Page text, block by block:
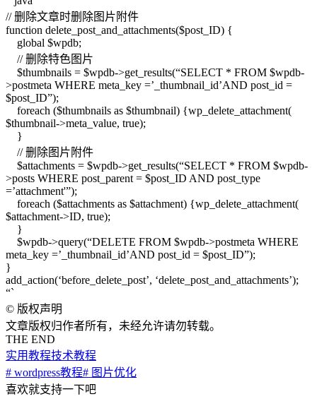
// 删除文章时删除图片附件
function delete_post_and_attachments($post_ID) {
global $wpdb;
// 删除特色图片
$thumbnails = $wpdb->get_results(“SELECT * FROM $wpdb-
>postmeta WHERE meta_key =’_thumbnail_id’AND post_id =
$post_ID”);
foreach ($thumbnails as $thumbnail) {wp_delete_attachment(
$thumbnail->meta_value, true);
}
// 删除图片附件
$attachments = $wpdb->get_results(“SELECT * FROM $wpdb-
>posts WHERE post_parent = $post_ID AND post_type
=’attachment'”);
foreach ($attachments as $attachment) {wp_delete_attachment(
$attachment->ID, true);
}
$wpdb->query(“DELETE FROM $wpdb->postmeta WHERE
meta_key =’_thumbnail_id’AND post_id = $post_ID”);
}
add_action(‘before_delete_post’, ‘delete_post_and_attachments’);
“`
© 版权声明
文章版权归作者所有，未经允许请勿转载。
THE END
实用教程技术教程
# wordpress教程# 图片优化
喜欢就支持一下吧